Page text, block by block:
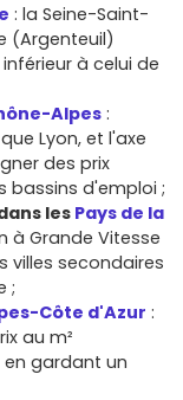
: la Seine-Saint-
(Argenteuil)
à celui de
Alpes :
Lyon, et l'axe
des prix
bassins d'emploi ;
les Pays de la
à Grande Vitesse
villes secondaires
;
Côte d'Azur :
au m²
gardant un